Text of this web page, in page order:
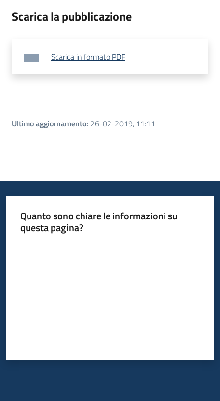
Scarica la pubblicazione
Scarica in formato PDF
Ultimo aggiornamento: 26-02-2019, 11:11
Quanto sono chiare le informazioni su
questa pagina?